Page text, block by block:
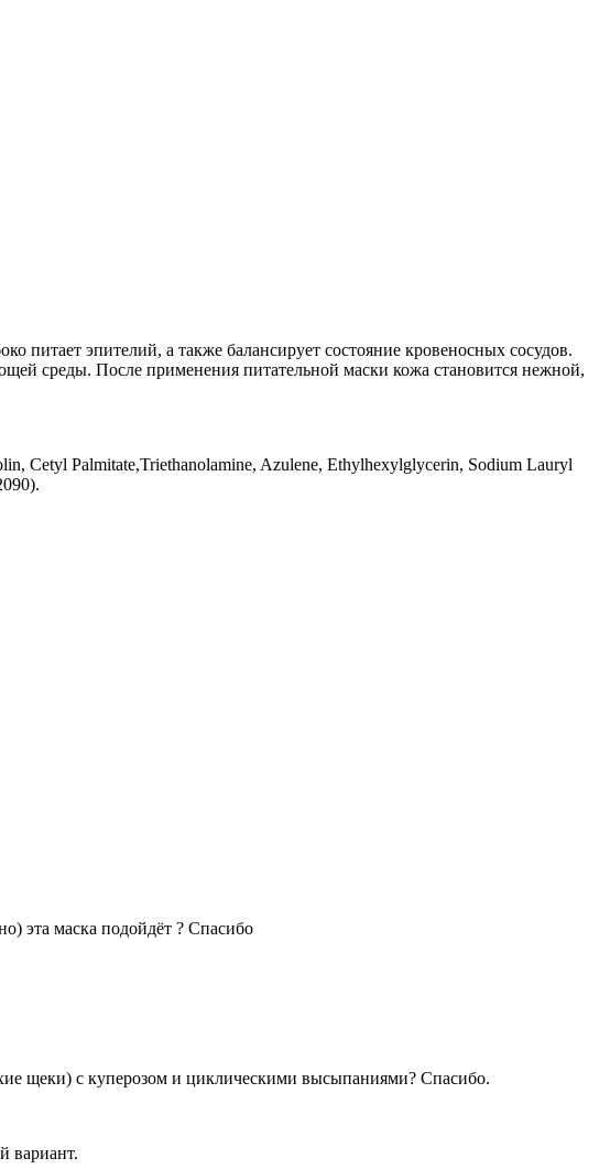
питает эпителий, а также балансирует состояние кровеносных сосудов.
среды. После применения питательной маски кожа становится нежной,
Cetyl Palmitate,Triethanolamine, Azulene, Ethylhexylglycerin, Sodium Lauryl
эта маска подойдёт ? Спасибо
щеки) с куперозом и циклическими высыпаниями? Спасибо.
вариант.